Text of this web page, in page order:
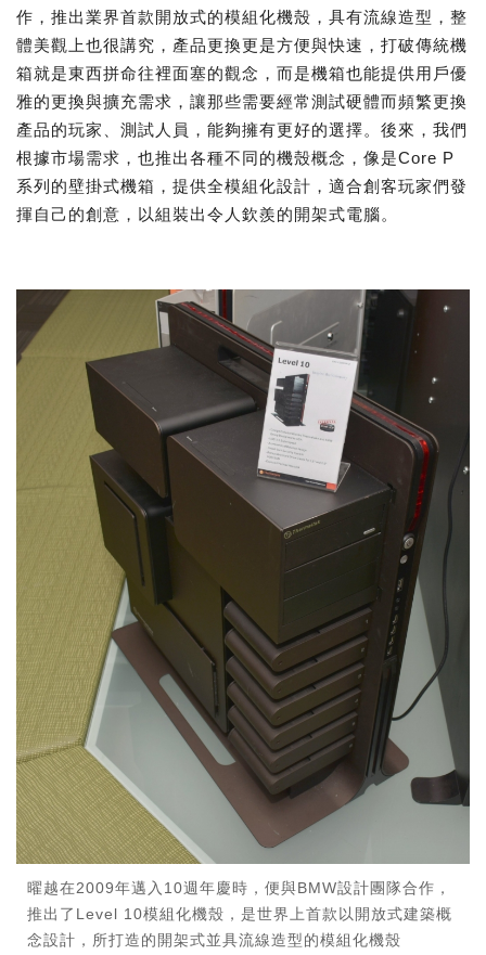
作，推出業界首款開放式的模組化機殼，具有流線造型，整
體美觀上也很講究，產品更換更是方便與快速，打破傳統機
箱就是東西拼命往裡面塞的觀念，而是機箱也能提供用戶優
雅的更換與擴充需求，讓那些需要經常測試硬體而頻繁更換
產品的玩家、測試人員，能夠擁有更好的選擇。後來，我們
根據市場需求，也推出各種不同的機殼概念，像是Core P
系列的壁掛式機箱，提供全模組化設計，適合創客玩家們發
揮自己的創意，以組裝出令人欽羨的開架式電腦。
曜越在2009年邁入10週年慶時，便與BMW設計團隊合作，
推出了Level 10模組化機殼，是世界上首款以開放式建築概
念設計，所打造的開架式並具流線造型的模組化機殼